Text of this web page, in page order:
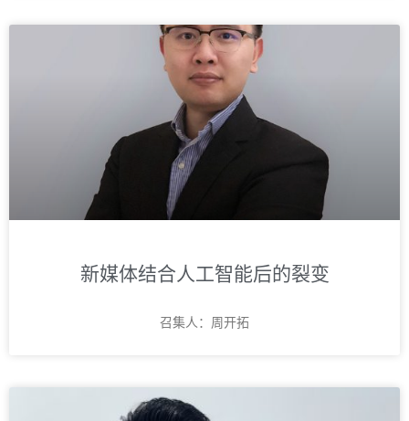
新媒体结合人工智能后的裂变
召集人：周开拓